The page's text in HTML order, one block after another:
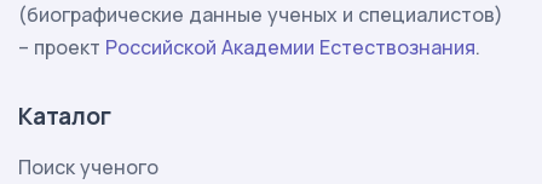
(биографические данные ученых и специалистов)
– проект Российской Академии Естествознания.
Каталог
Поиск ученого